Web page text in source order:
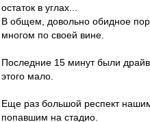
остаток в углах...
В общем, довольно обидное
многом по своей вине.
Последние 15 минут были
этого мало.
Еще раз большой респект
попавшим на стадио.